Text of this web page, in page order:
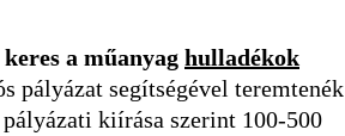
a műanyag hulladékok
pályázat segítségével teremtenék
kiírása szerint 100-500